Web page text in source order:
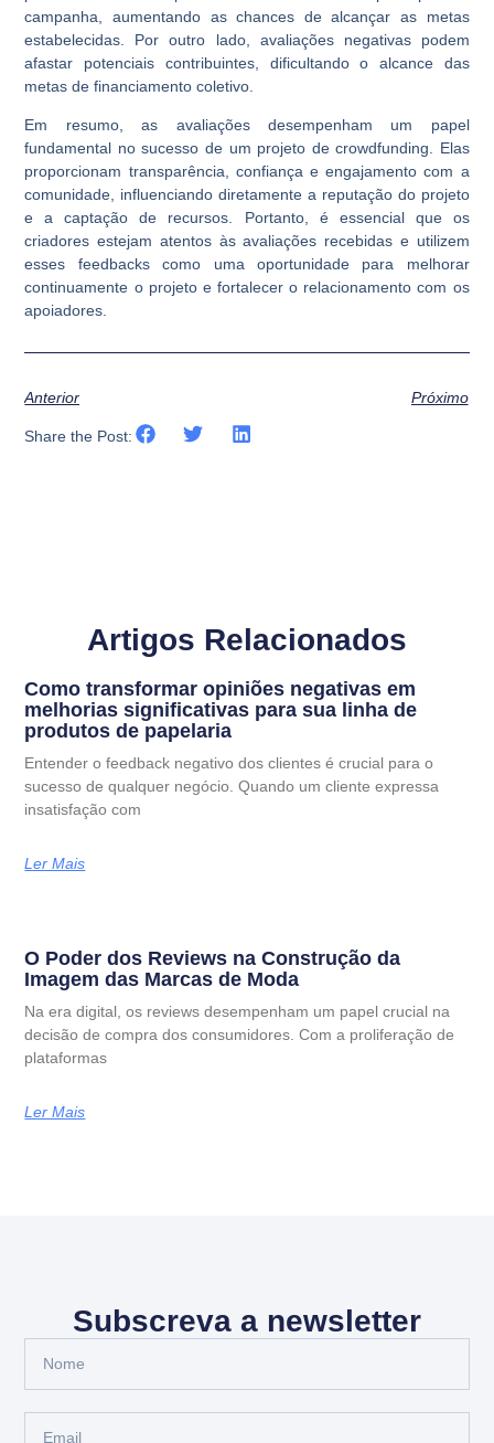
campanha, aumentando as chances de alcançar as metas
estabelecidas. Por outro lado, avaliações negativas podem
afastar potenciais contribuintes, dificultando o alcance das
metas de financiamento coletivo.
Em resumo, as avaliações desempenham um papel
fundamental no sucesso de um projeto de crowdfunding. Elas
proporcionam transparência, confiança e engajamento com a
comunidade, influenciando diretamente a reputação do projeto
e a captação de recursos. Portanto, é essencial que os
criadores estejam atentos às avaliações recebidas e utilizem
esses feedbacks como uma oportunidade para melhorar
continuamente o projeto e fortalecer o relacionamento com os
apoiadores.
Anterior Próximo
Share the Post:
Artigos Relacionados
Como transformar opiniões negativas em
melhorias significativas para sua linha de
produtos de papelaria
Entender o feedback negativo dos clientes é crucial para o
sucesso de qualquer negócio. Quando um cliente expressa
insatisfação com
Ler Mais
O Poder dos Reviews na Construção da
Imagem das Marcas de Moda
Na era digital, os reviews desempenham um papel crucial na
decisão de compra dos consumidores. Com a proliferação de
plataformas
Ler Mais
Subscreva a newsletter